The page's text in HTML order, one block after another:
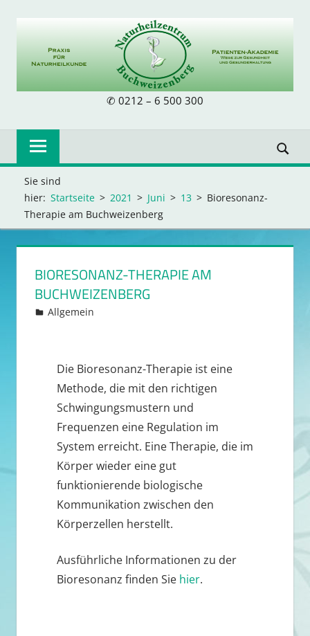
✆ 0212 – 6 500 300
Sie sind
hier: Startseite 2021 Juni 13
Bioresonanz-
Therapie am Buchweizenberg
BIORESONANZ-THERAPIE AM
BUCHWEIZENBERG
13. Juni 2021
Admin
Allgemein
Die Bioresonanz-Therapie ist eine
Methode, die mit den richtigen
Schwingungsmustern und
Frequenzen eine Regulation im
System erreicht. Eine Therapie, die im
Körper wieder eine gut
funktionierende biologische
Kommunikation zwischen den
Körperzellen herstellt.
Ausführliche Informationen zu der
Bioresonanz finden Sie hier.